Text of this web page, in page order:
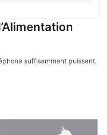
suffisamment puissant.